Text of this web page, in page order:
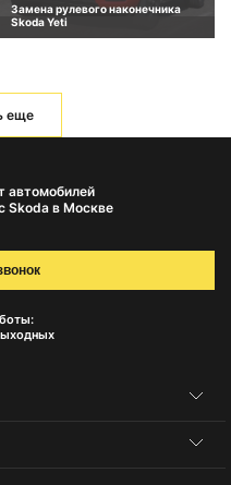
Замена рулевого наконечника
Skoda Yeti
еще
автомобилей
Skoda в Москве